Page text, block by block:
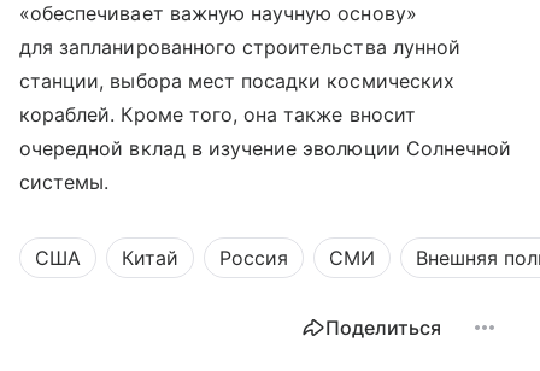
«обеспечивает важную научную основу»
для запланированного строительства лунной
станции, выбора мест посадки космических
кораблей. Кроме того, она также вносит
очередной вклад в изучение эволюции Солнечной
системы.
США Китай Россия СМИ Внешняя
Поделиться